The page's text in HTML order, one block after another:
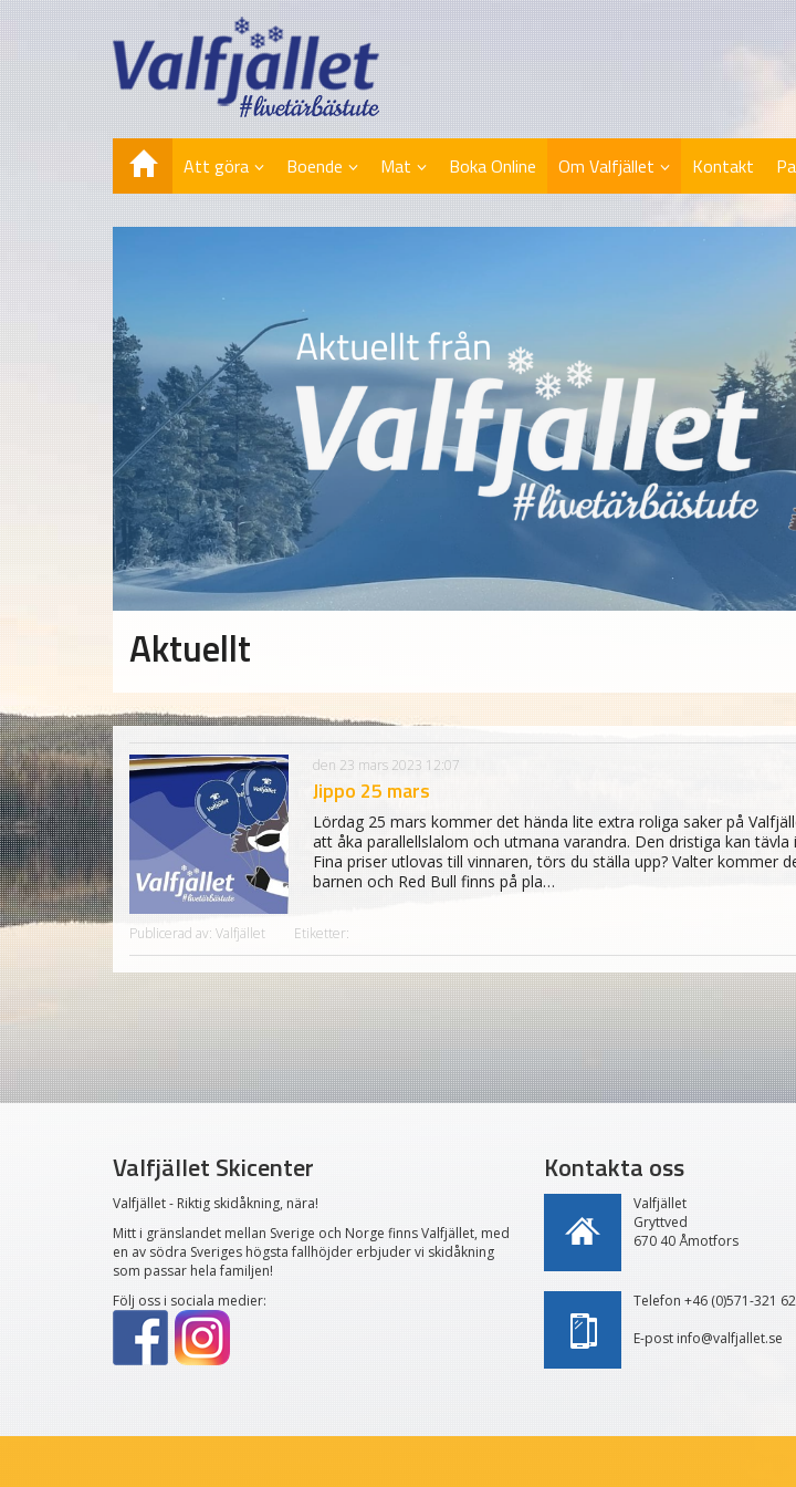
Att göra Boende Mat Boka Online Om Valfjället Kontakt
Aktuellt
den 23 mars 2023 12:07
Jippo 25 mars
Lördag 25 mars kommer det hända lite extra roliga saker på
att åka parallellslalom och utmana varandra. Den dristiga kan tävla
Fina priser utlovas till vinnaren, törs du ställa upp? Valter kommer
barnen och Red Bull finns på pla…
Publicerad av: Valfjället Etiketter:
Valfjället Skicenter
Valfjället - Riktig skidåkning, nära!
Mitt i gränslandet mellan Sverige och Norge finns Valfjället, med
en av södra Sveriges högsta fallhöjder erbjuder vi skidåkning
som passar hela familjen!
Följ oss i sociala medier:
Kontakta oss
Valfjället
Gryttved
670 40 Åmotfors
Telefon +46 (0)571-321 62
E-post info@valfjallet.se